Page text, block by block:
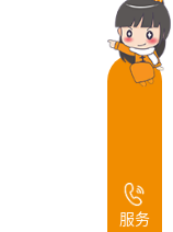
服务